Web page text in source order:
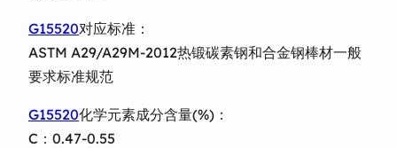
G15520对应标准：
ASTM A29/A29M-2012热锻碳素钢和合金钢棒材一般
要求标准规范
G15520化学元素成分含量(%)：
C：0.47-0.55